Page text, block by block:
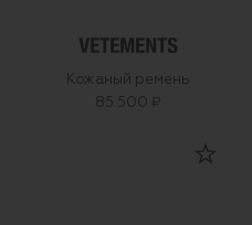
Кожаный ремень
85 500 ₽